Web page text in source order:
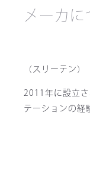
メーカに
（スリーテン）
2011年に設立
テーションの経